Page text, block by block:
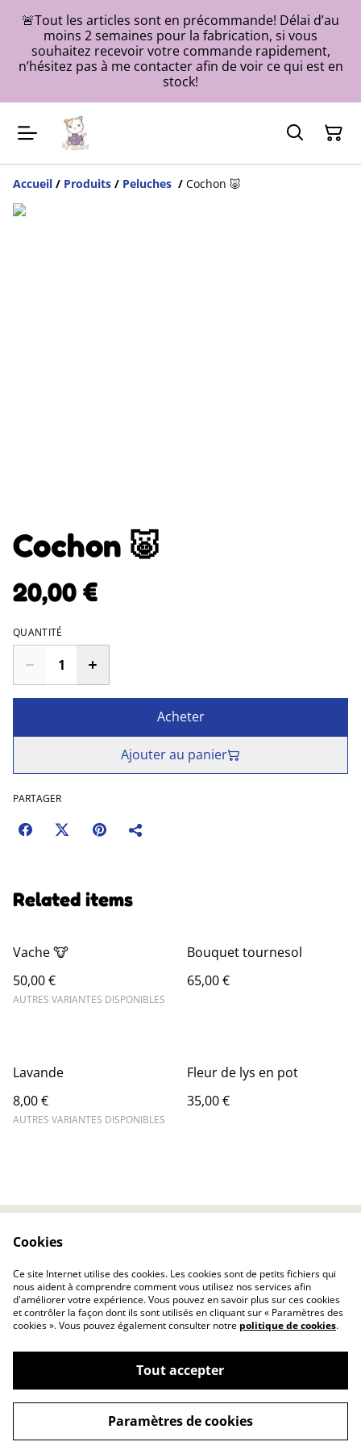
🚨Tout les articles sont en précommande! Délai d’au
moins 2 semaines pour la fabrication, si vous
souhaitez recevoir votre commande rapidement,
n’hésitez pas à me contacter afin de voir ce qui est en
stock!
Accueil / Produits / Peluches / Cochon 🐷
Cochon 🐷
20,00 €
QUANTITÉ
Acheter
Ajouter au panier
PARTAGER
Related items
Vache 🐮
50,00 €
AUTRES VARIANTES DISPONIBLES
Bouquet tournesol
65,00 €
Lavande
8,00 €
AUTRES VARIANTES DISPONIBLES
Fleur de lys en pot
35,00 €
Privacy Policy
Cookie Policy
À propos
©2026By Sihaly
powered by
Cookies
Ce site Internet utilise des cookies. Les cookies sont de petits fichiers qui
nous aident à comprendre comment vous utilisez nos services afin
d'améliorer votre expérience. Vous pouvez en savoir plus sur ces cookies
et contrôler la façon dont ils sont utilisés en cliquant sur « Paramètres des
cookies ». Vous pouvez également consulter notre politique de cookies.
Tout accepter
Paramètres de cookies